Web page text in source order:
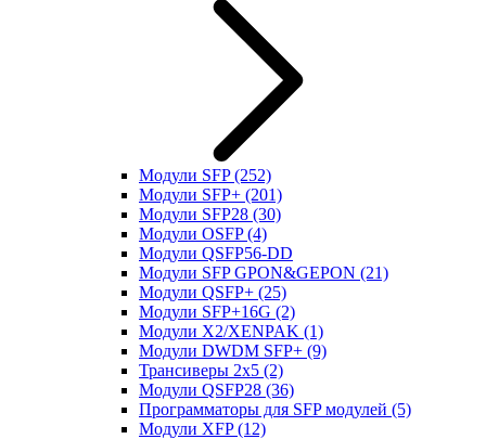
Модули SFP(252)
Модули SFP+ (201)
Модули SFP28 (30)
Модули OSFP(4)
Модули QSFP56-DD
Модули SFP GPON&GEPON (21)
Модули QSFP+ (25)
Модули SFP+16G (2)
Модули X2/XENPAK (1)
Модули DWDM SFP+ (9)
Трансиверы 2x5 (2)
Модули QSFP28 (36)
Программаторы для SFP модулей (5)
Модули XFP(12)